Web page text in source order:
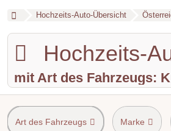
Hochzeits-Auto-Übersicht
Hochzeits-
mit Art des Fahrzeugs:
Art des Fahrzeugs Marke